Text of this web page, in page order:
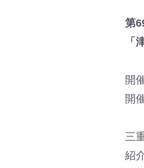
第
「
開
開
三
紹